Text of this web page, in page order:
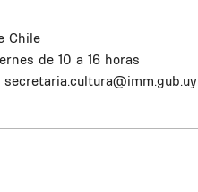
Chile
de 10 a 16 horas
secretaria.cultura@imm.gub.uy